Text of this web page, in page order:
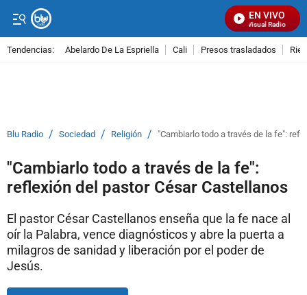
EN VIVO
Señal Visual Radio
Tendencias: Abelardo De La Espriella Cali Presos trasladados
Blu Radio / Sociedad / Religión / "Cambiarlo todo a través de la fe":
"Cambiarlo todo a través de la fe":
reflexión del pastor César Castellanos
El pastor César Castellanos enseña que la fe nace al
oír la Palabra, vence diagnósticos y abre la puerta a
milagros de sanidad y liberación por el poder de
Jesús.